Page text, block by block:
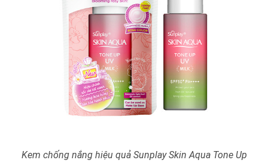
Kem chống nắng hiệu quả Sunplay Skin Aqua Tone Up